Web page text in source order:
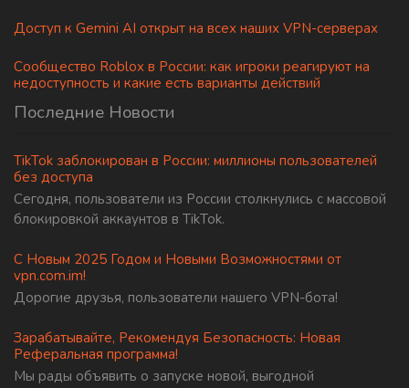
Доступ к Gemini AI открыт на всех наших VPN-серверах
Сообщество Roblox в России: как игроки реагируют на
недоступность и какие есть варианты действий
Последние Новости
TikTok заблокирован в России: миллионы пользователей
без доступа
Сегодня, пользователи из России столкнулись с массовой
блокировкой аккаунтов в TikTok.
С Новым 2025 Годом и Новыми Возможностями от
vpn.com.im!
Дорогие друзья, пользователи нашего VPN-бота!
Зарабатывайте, Рекомендуя Безопасность: Новая
Реферальная программа!
Мы рады объявить о запуске новой, выгодной